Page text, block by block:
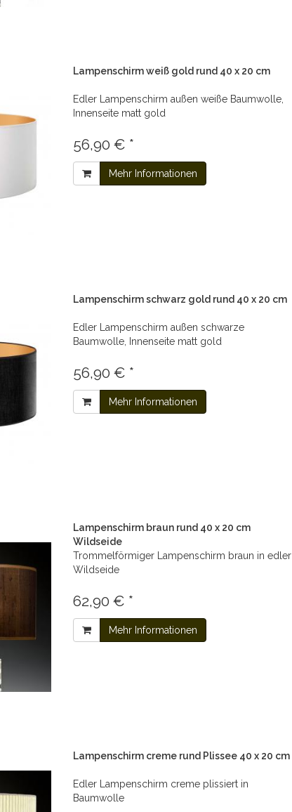
Lampenschirm weiß gold rund 40 x 20 cm
Edler Lampenschirm außen weiße Baumwolle,
Innenseite matt gold
56,90 € *
Mehr Informationen
Lampenschirm schwarz gold rund 40 x 20 cm
Edler Lampenschirm außen schwarze
Baumwolle, Innenseite matt gold
56,90 € *
Mehr Informationen
Lampenschirm braun rund 40 x 20 cm
Wildseide
Trommelförmiger Lampenschirm braun in edler
Wildseide
62,90 € *
Mehr Informationen
Lampenschirm creme rund Plissee 40 x 20 cm
Edler Lampenschirm creme plissiert in
Baumwolle